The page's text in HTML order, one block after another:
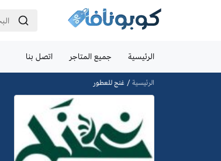
الرئيسية جميع المتاجر اتصل بنا
الرئيسية غنج للعطور